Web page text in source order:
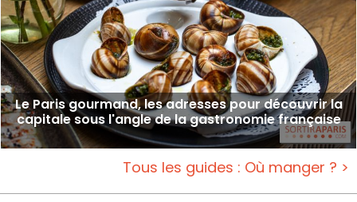
Le Paris gourmand, les adresses pour découvrir la
capitale sous l'angle de la gastronomie française
Tous les guides : Où manger ? >